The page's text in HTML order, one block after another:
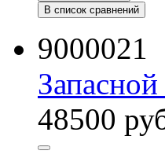
В список сравнений
9000021
48500